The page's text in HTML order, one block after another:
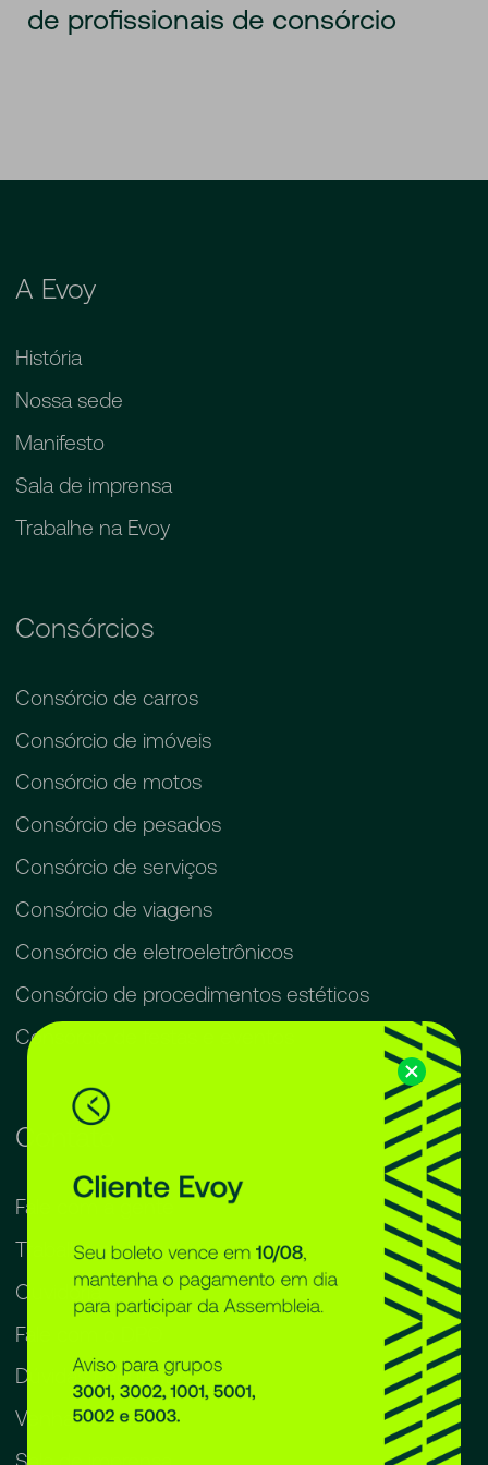
de profissionais de consórcio
A Evoy
História
Nossa sede
Manifesto
Sala de imprensa
Trabalhe na Evoy
Consórcios
Consórcio de carros
Consórcio de imóveis
Consórcio de motos
Consórcio de pesados
Consórcio de serviços
Consórcio de viagens
Consórcio de eletroeletrônicos
Consórcio de procedimentos estéticos
Consórcio de festas e eventos
Contato
Fale com a gente
Trabalhe na Evoy
Ouvidoria
Fale com o DPO
Dúvidas frequentes
Venha nos visitar